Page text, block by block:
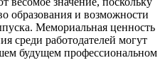
образования и возможности
Мемориальная ценность
среди работодателей могут
будущем профессиональном